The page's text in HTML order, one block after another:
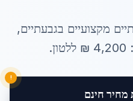
מקצועיים בגבעתיים,
4,200 ₪ ללטון.
חינם
!